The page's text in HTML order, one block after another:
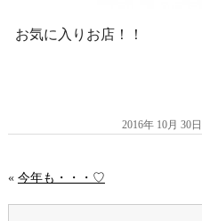
お気に入りお店！！
2016年 10月 30
« 今年も・・・♡